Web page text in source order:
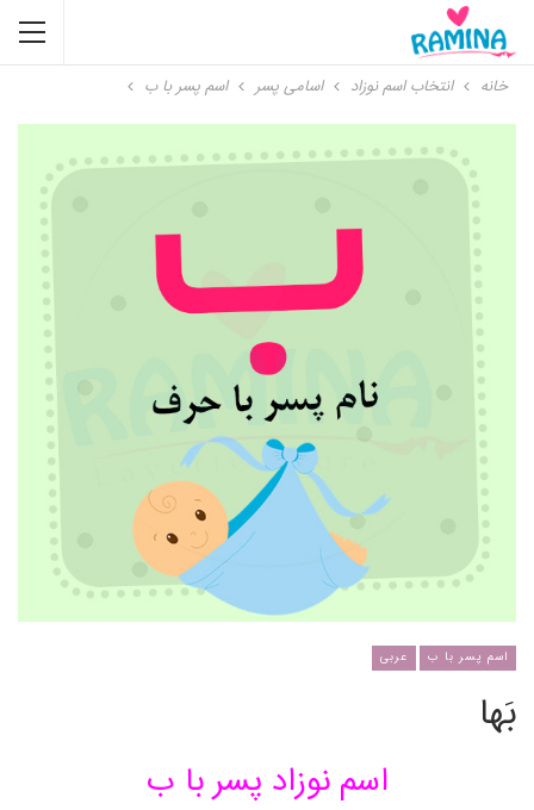
خانه انتخاب اسم نوزاد اسامی پسر اسم پسر با ب
اسم پسر با ب عربی
بَها
اسم نوزاد پسر با ب